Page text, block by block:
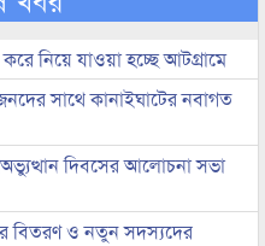
নিয়ে যাওয়া হচ্ছে আটগ্রামে
সাথে কানাইঘাটের নবাগত
দিবসের আলোচনা সভা
বিতরণ ও নতুন সদস্যদের